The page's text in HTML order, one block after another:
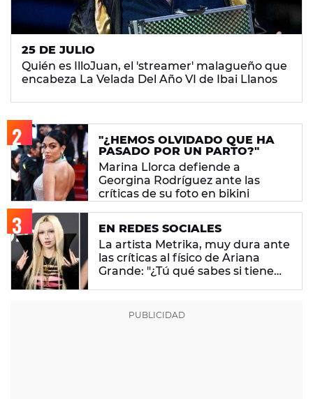
25 DE JULIO
Quién es IlloJuan, el 'streamer' malagueño que
encabeza La Velada Del Año VI de Ibai Llanos
"¿HEMOS OLVIDADO QUE HA
PASADO POR UN PARTO?"
Marina Llorca defiende a
Georgina Rodríguez ante las
críticas de su foto en bikini
EN REDES SOCIALES
La artista Metrika, muy dura ante
las críticas al físico de Ariana
Grande: "¿Tú qué sabes si tiene